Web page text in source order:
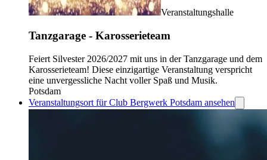
Veranstaltungshalle
Tanzgarage - Karosserieteam
Feiert Silvester 2026/2027 mit uns in der Tanzgarage und dem
Karosserieteam! Diese einzigartige Veranstaltung verspricht
eine unvergessliche Nacht voller Spaß und Musik.
Potsdam
Veranstaltungsort für Club Bergwerk Potsdam ansehen